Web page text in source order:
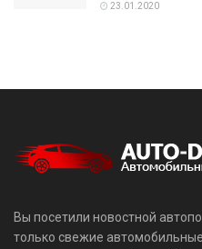
23.01.2020
Вы посетили новостной
только свежие